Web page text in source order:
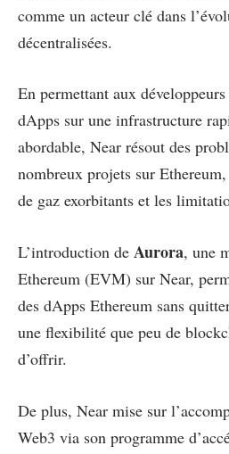
comme un acteur clé dans
décentralisées.
En permettant aux
dApps sur une infrastructure
abordable, Near résout des
nombreux projets sur
de gaz exorbitants et les
L’introduction de Aurora, une
Ethereum (EVM) sur Near,
des dApps Ethereum sans
une flexibilité que peu de
d’offrir.
De plus, Near mise sur
Web3 via son programme